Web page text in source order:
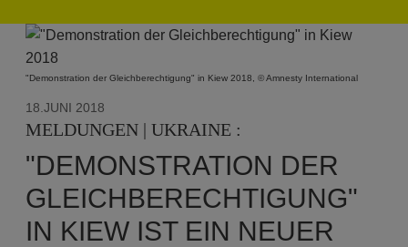
"Demonstration der Gleichberechtigung" in Kiew 2018, © Amnesty International
18.JUNI 2018
MELDUNGEN | UKRAINE :
"DEMONSTRATION DER
GLEICHBERECHTIGUNG"
IN KIEW IST EIN NEUER